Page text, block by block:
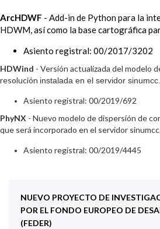
ArcHDWF - Add-in de Python para la
HDWM, así como la base cartográfica
Asiento registral: 00/2017/3202
HDWind - Versión actualizada del modelo
resolución instalada en el servidor
Asiento registral: 00/2019/692
PhyNX - Nuevo modelo de dispersión de
que será incorporado en el servidor
Asiento registral: 00/2019/4445
NUEVO PROYECTO DE
POR EL FONDO EUROPEO DE
(FEDER)